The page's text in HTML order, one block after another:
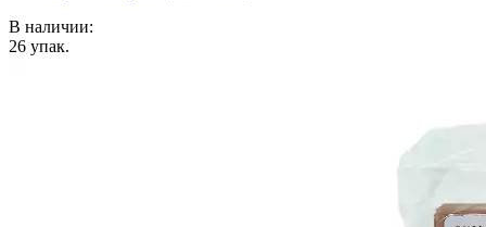
В наличии:
26 упак.